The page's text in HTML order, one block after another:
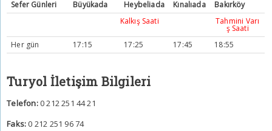
Sefer Günleri Büyükada Heybeliada Kınalıada
Bakırköy
Kalkış Saati
Tahmini Varı
ş Saati
Her gün
17:15 17:25 17:45 18:55
Turyol İletişim Bilgileri
Telefon:0 212 251 44 21
Faks:0 212 251 96 74